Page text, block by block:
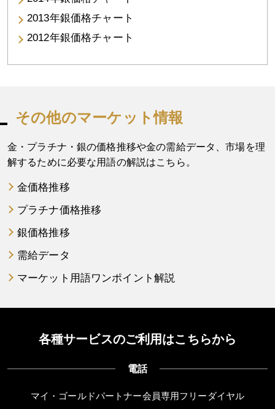
2013年銀価格チャート
2012年銀価格チャート
その他のマーケット情報
金・プラチナ・銀の価格推移や金の需給データ、市場を理
解するために必要な用語の解説はこちら。
金価格推移
プラチナ価格推移
銀価格推移
需給データ
マーケット用語ワンポイント解説
各種サービスのご利用はこちらから
電話
マイ・ゴールドパートナー会員専用フリーダイヤル